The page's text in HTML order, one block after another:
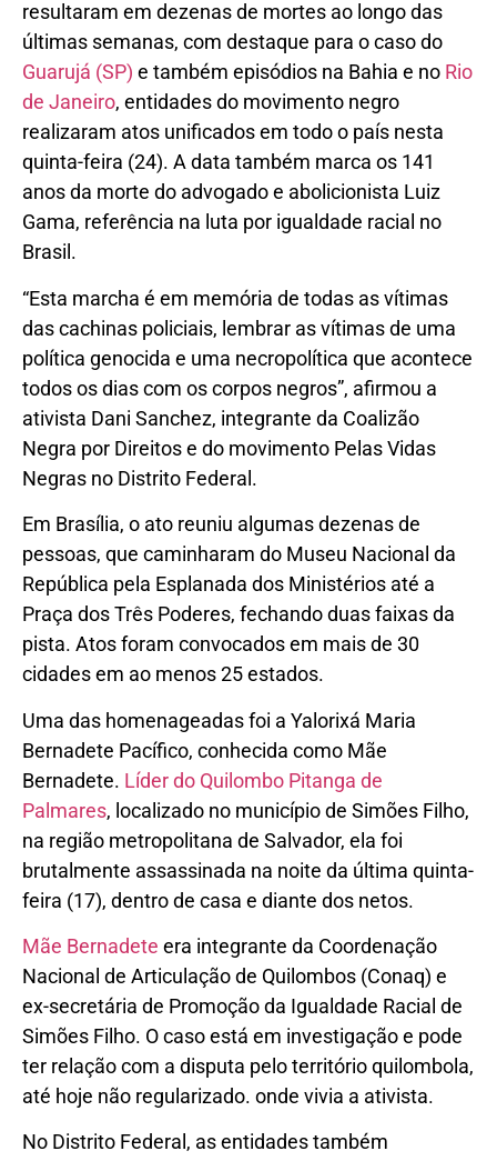
resultaram em dezenas de mortes ao longo das
últimas semanas, com destaque para o caso do
Guarujá (SP) e também episódios na Bahia e no Rio
de Janeiro, entidades do movimento negro
realizaram atos unificados em todo o país nesta
quinta-feira (24). A data também marca os 141
anos da morte do advogado e abolicionista Luiz
Gama, referência na luta por igualdade racial no
Brasil.
“Esta marcha é em memória de todas as vítimas
das cachinas policiais, lembrar as vítimas de uma
política genocida e uma necropolítica que acontece
todos os dias com os corpos negros”, afirmou a
ativista Dani Sanchez, integrante da Coalizão
Negra por Direitos e do movimento Pelas Vidas
Negras no Distrito Federal.
Em Brasília, o ato reuniu algumas dezenas de
pessoas, que caminharam do Museu Nacional da
República pela Esplanada dos Ministérios até a
Praça dos Três Poderes, fechando duas faixas da
pista. Atos foram convocados em mais de 30
cidades em ao menos 25 estados.
Uma das homenageadas foi a Yalorixá Maria
Bernadete Pacífico, conhecida como Mãe
Bernadete. Líder do Quilombo Pitanga de
Palmares, localizado no município de Simões Filho,
na região metropolitana de Salvador, ela foi
brutalmente assassinada na noite da última quinta-
feira (17), dentro de casa e diante dos netos.
Mãe Bernadete era integrante da Coordenação
Nacional de Articulação de Quilombos (Conaq) e
ex-secretária de Promoção da Igualdade Racial de
Simões Filho. O caso está em investigação e pode
ter relação com a disputa pelo território quilombola,
até hoje não regularizado. onde vivia a ativista.
No Distrito Federal, as entidades também